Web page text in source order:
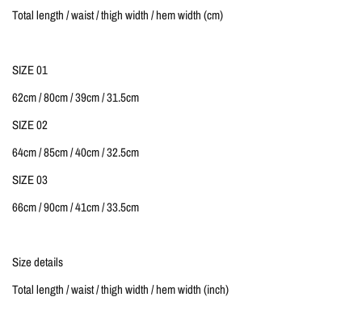
Total length / waist / thigh width / hem width (cm)
SIZE 01
62cm / 80cm / 39cm / 31.5cm
SIZE 02
64cm / 85cm / 40cm / 32.5cm
SIZE 03
66cm / 90cm / 41cm / 33.5cm
Size details
Total length / waist / thigh width / hem width (inch)